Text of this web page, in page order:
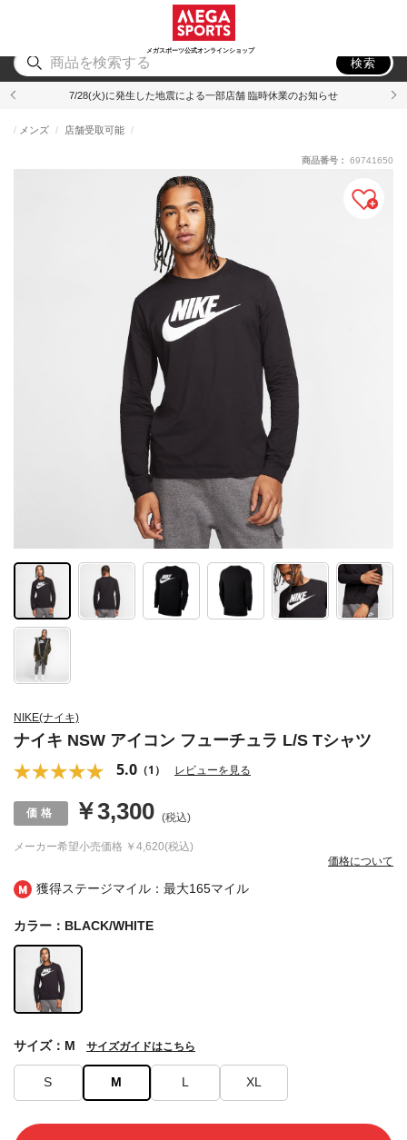
メガスポーツ公式オンラインショップ
アウトドア
検索
7/28(火)に発生した地震による一部店舗 臨時休業のお知らせ
獲得ステージマイル：最大165マイル
NIKE(ナイキ)
ナイキ NSW アイコン フューチュラ L/S Tシャツ
5.0 （1） レビューを見る
メンズ 店舗受取可能
メーカー希望小売価格 ￥4,620(税込)
￥3,300 (税込)
価格について
商品番号： 69741650
カラー：BLACK/WHITE
S M L XL
サイズ：M サイズガイドはこちら